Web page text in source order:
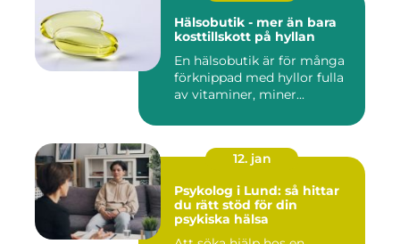
Hälsobutik - mer än bara
kosttillskott på hyllan
En hälsobutik är för många
förknippad med hyllor fulla
av vitaminer, miner...
12. jan
Psykolog i Lund: så hittar
du rätt stöd för din
psykiska hälsa